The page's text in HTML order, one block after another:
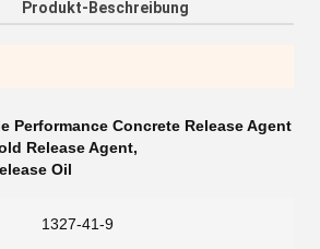
Produkt-Beschreibung
Performance Concrete Release Agent
Release Agent,
Oil
1327-41-9